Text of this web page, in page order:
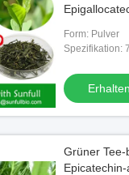
Form: Pulver
Spezifikation:
Grüner